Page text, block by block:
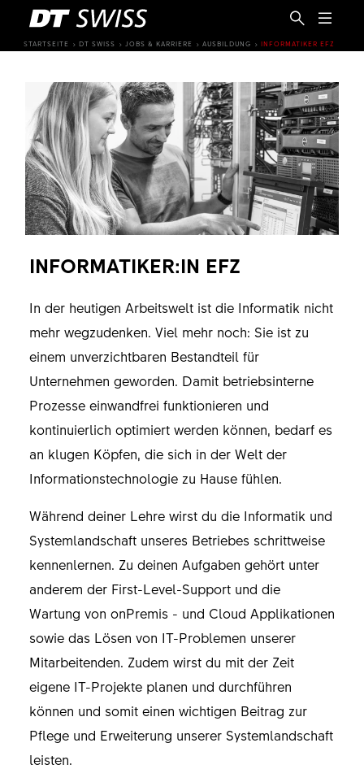
DE
STARTSEITE DT SWISS JOBS & KARRIERE AUSBILDUNG INFORMATIKER EFZ
INFORMATIKER:IN EFZ
In der heutigen Arbeitswelt ist die Informatik nicht
mehr wegzudenken. Viel mehr noch: Sie ist zu
einem unverzichtbaren Bestandteil für
Unternehmen geworden. Damit betriebsinterne
Prozesse einwandfrei funktionieren und
kontinuierlich optimiert werden können, bedarf es
an klugen Köpfen, die sich in der Welt der
Informationstechnologie zu Hause fühlen.
Während deiner Lehre wirst du die Informatik und
Systemlandschaft unseres Betriebes schrittweise
kennenlernen. Zu deinen Aufgaben gehört unter
anderem der First-Level-Support und die
Wartung von onPremis - und Cloud Applikationen
sowie das Lösen von IT-Problemen unserer
Mitarbeitenden. Zudem wirst du mit der Zeit
eigene IT-Projekte planen und durchführen
können und somit einen wichtigen Beitrag zur
Pflege und Erweiterung unserer Systemlandschaft
leisten.